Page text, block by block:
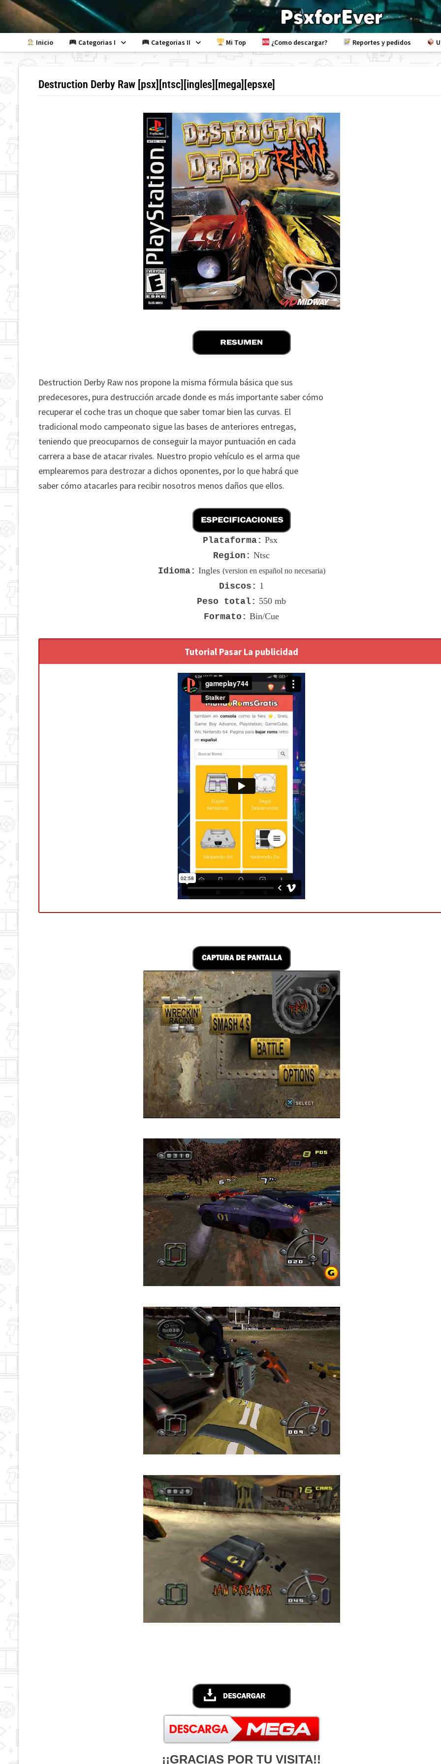
Skip
to
content
Inicio Categorias I Categorias II Mi Top ¿Como descargar? Reportes y pedidos
Destruction Derby Raw [psx][ntsc][ingles][mega][epsxe]
Destruction Derby Raw nos propone la misma fórmula básica que sus
predecesores, pura destrucción arcade donde es más importante saber cómo
recuperar el coche tras un choque que saber tomar bien las curvas. El
tradicional modo campeonato sigue las bases de anteriores entregas,
teniendo que preocuparnos de conseguir la mayor puntuación en cada
carrera a base de atacar rivales. Nuestro propio vehículo es el arma que
emplearemos para destrozar a dichos oponentes, por lo que habrá que
saber cómo atacarles para recibir nosotros menos daños que ellos.
Plataforma: Psx
Region: Ntsc
Idioma: Ingles (version en español no necesaria)
Discos: 1
Peso total: 550 mb
Formato: Bin/Cue
Tutorial Pasar La publicidad
¡¡GRACIAS POR TU VISITA!!